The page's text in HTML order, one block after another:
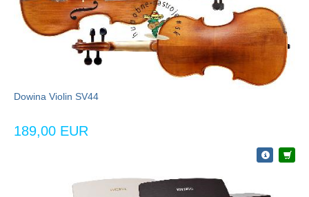
Dowina Violin SV44
189,00 EUR